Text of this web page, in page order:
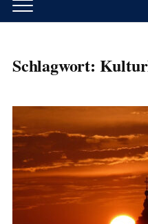
Schlagwort: